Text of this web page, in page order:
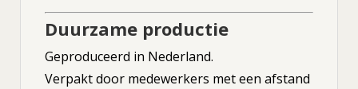
Duurzame productie
Geproduceerd in Nederland.
Verpakt door medewerkers met een afstand